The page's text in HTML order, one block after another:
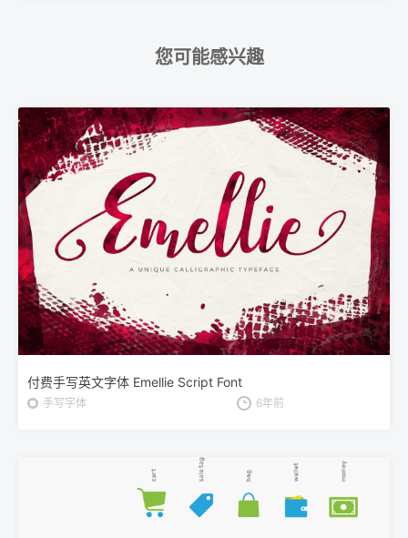
您可能感兴趣
付费手写英文字体 Emellie Script Font
手写字体 6年前